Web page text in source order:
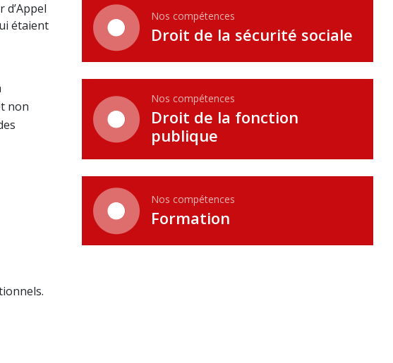
d’Appel
étaient
non
Nos compétences
Droit de la sécurité sociale
Nos compétences
Droit de la fonction
publique
Nos compétences
Formation